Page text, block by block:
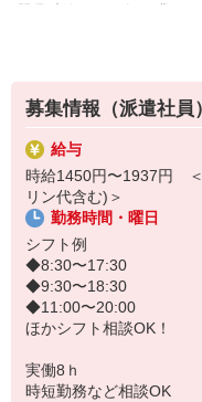
■Point1
医療行為は一切ナシ！補
仕事です★
■Point2
シフトはご希望を考慮し
さい♪
募集情報（派遣社員）
給与
時給1450円〜1937円
リン代含む)＞
勤務時間・曜日
シフト例
◆8:30〜17:30
◆9:30〜18:30
◆11:00〜20:00
ほかシフト相談OK！
実働8ｈ
時短勤務など相談OK